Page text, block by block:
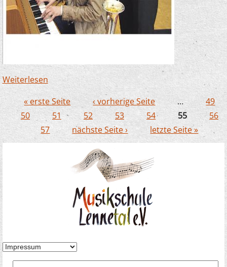
Weiterlesen über Musikschule bedankt sich für 3 000-
Euro-Spende der Sparkasse
Seiten
« erste Seite ‹ vorherige Seite …
49
50
51 52 53 54 55
56
57
nächste Seite › letzte Seite »